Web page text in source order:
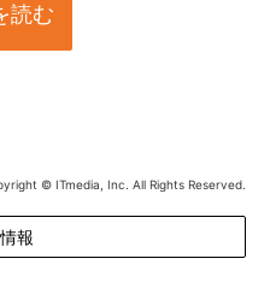
読む
© ITmedia, Inc. All Rights Reserved.
報